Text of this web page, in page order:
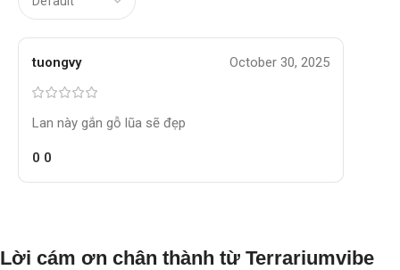
tuongvy October 30, 2025
Lan này gắn gỗ lũa sẽ đẹp
0 0
Lời cám ơn chân thành từ Terrariumvibe